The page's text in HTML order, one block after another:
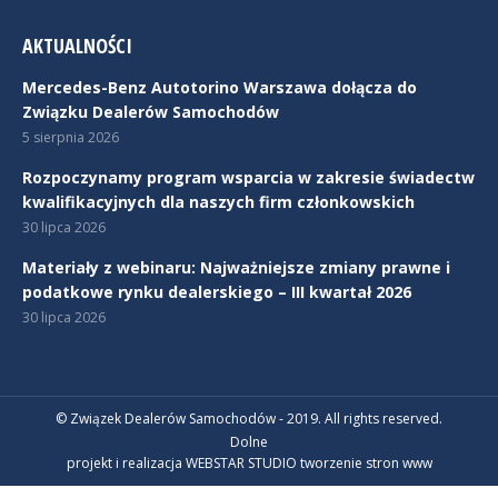
AKTUALNOŚCI
Mercedes-Benz Autotorino Warszawa dołącza do
Związku Dealerów Samochodów
5 sierpnia 2026
Rozpoczynamy program wsparcia w zakresie świadectw
kwalifikacyjnych dla naszych firm członkowskich
30 lipca 2026
Materiały z webinaru: Najważniejsze zmiany prawne i
podatkowe rynku dealerskiego – III kwartał 2026
30 lipca 2026
© Związek Dealerów Samochodów - 2019. All rights reserved.
Dolne
projekt i realizacja WEBSTAR STUDIO tworzenie stron www